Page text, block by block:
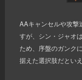
AAキャンセルや攻撃
すが、シン・ジャオ
ため、序盤のガンク
据えた選択肢だといえ